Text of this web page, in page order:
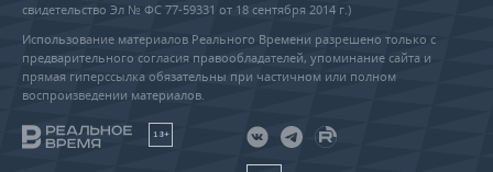
свидетельство Эл № ФС 77-59331 от 18 сентября 2014 г.)
Использование материалов Реального Времени разрешено только с
предварительного согласия правообладателей, упоминание сайта и
прямая гиперссылка обязательны при частичном или полном
воспроизведении материалов.
18+